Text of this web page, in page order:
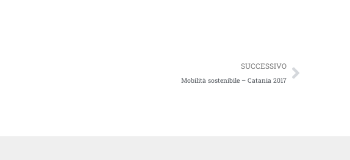
SUCCESSIVO
Mobilità sostenibile – Catania 2017